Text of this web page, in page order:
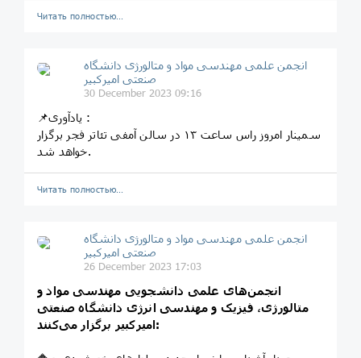
Читать полностью…
انجمن علمی مهندسی مواد و متالورژی دانشگاه
صنعتی امیرکبیر
30 December 2023 09:16
📌یادآوری :
سمینار امروز راس ساعت ۱۳ در سالن آمفی تئاتر فجر برگزار
خواهد شد.
Читать полностью…
انجمن علمی مهندسی مواد و متالورژی دانشگاه
صنعتی امیرکبیر
26 December 2023 17:03
انجمن‌های علمی دانشجویی مهندسی مواد و
متالورژی، فیزیک و مهندسی انرژی دانشگاه صنعتی
امیرکبیر برگزار می‌کنند: